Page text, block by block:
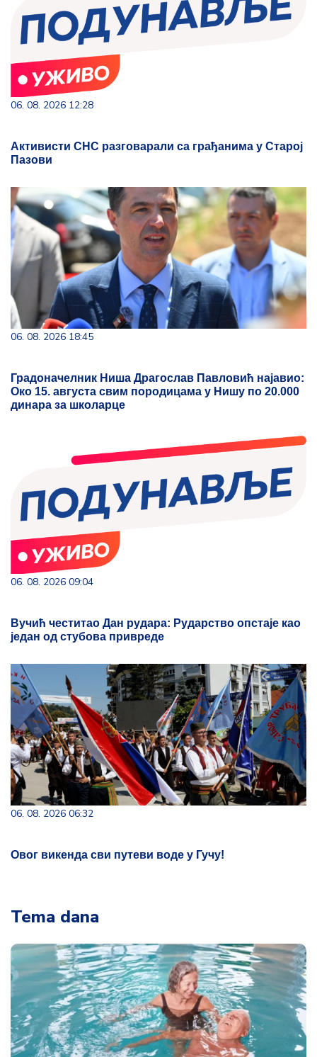
06. 08. 2026 12:28
Активисти СНС разговарали са грађанима у Старој
Пазови
06. 08. 2026 18:45
Градоначелник Ниша Драгослав Павловић најавио:
Око 15. августа свим породицама у Нишу по 20.000
динара за школарце
06. 08. 2026 09:04
Вучић честитао Дан рудара: Рударство опстаје као
један од стубова привреде
06. 08. 2026 06:32
Овог викенда сви путеви воде у Гучу!
Tema dana